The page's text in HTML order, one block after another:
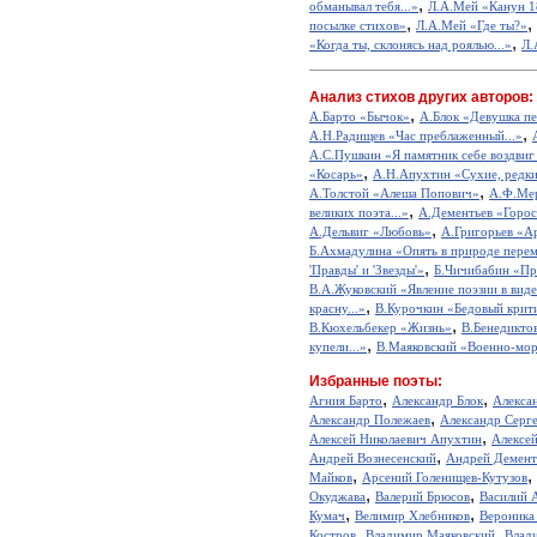
обманывал тебя...», Л.А.Мей «Канун
посылке стихов», Л.А.Мей «Где ты?»,
«Когда ты, склонясь над роялью...»,
Анализ стихов других авторов:
А.Барто «Бычок», А.Блок «Девушка
А.Н.Радищев «Час преблаженный...»,
А.С.Пушкин «Я памятник себе
«Косарь», А.Н.Апухтин «Сухие,
А.Толстой «Алеша Попович»,
великих поэта...», А.Дементьев
А.Дельвиг «Любовь», А.Григорьев
Б.Ахмадулина «Опять в природе
'Правды' и 'Звезды'», Б.Чичибабин
В.А.Жуковский «Явление поэзии в
красну...», В.Курочкин «Бедовый
В.Кюхельбекер «Жизнь»,
купели...», В.Маяковский «Военно-
Избранные поэты:
Агния Барто, Александр Блок,
Александр Полежаев, Александр
Алексей Николаевич Апухтин,
Андрей Вознесенский, Андрей
Майков, Арсений Голенищев-Кутузов,
Окуджава, Валерий Брюсов, Василий
Кумач, Велимир Хлебников,